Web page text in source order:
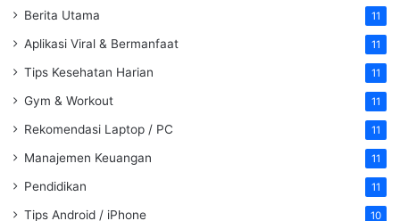
Berita Utama 11
Aplikasi Viral & Bermanfaat 11
Tips Kesehatan Harian 11
Gym & Workout 11
Rekomendasi Laptop / PC 11
Manajemen Keuangan 11
Pendidikan 11
Tips Android / iPhone 10